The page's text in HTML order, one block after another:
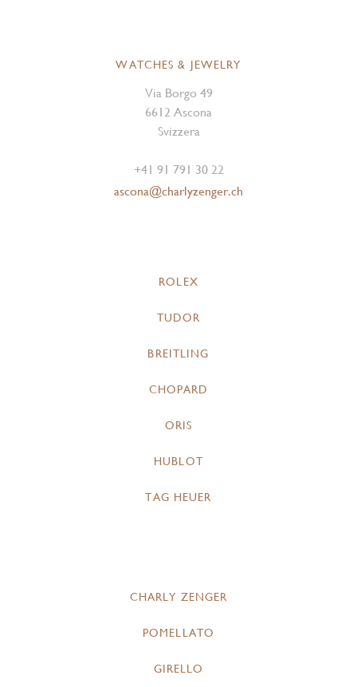
WATCHES & JEWELRY
Via Borgo 49
6612 Ascona
Svizzera
+41 91 791 30 22
ascona@charlyzenger.ch
ROLEX
TUDOR
BREITLING
CHOPARD
ORIS
HUBLOT
TAG HEUER
CHARLY ZENGER
POMELLATO
GIRELLO